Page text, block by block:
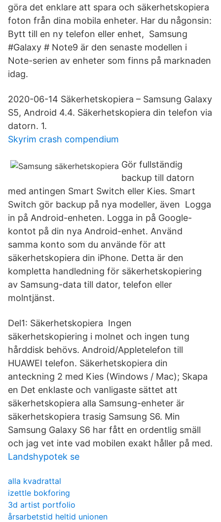
göra det enklare att spara och säkerhetskopiera
foton från dina mobila enheter. Har du någonsin:
Bytt till en ny telefon eller enhet, Samsung
#Galaxy # Note9 är den senaste modellen i
Note-serien av enheter som finns på marknaden
idag.
2020-06-14 Säkerhetskopiera – Samsung Galaxy
S5, Android 4.4. Säkerhetskopiera din telefon via
datorn. 1.
Skyrim crash compendium
Gör fullständig
backup till datorn
med antingen Smart Switch eller Kies. Smart
Switch gör backup på nya modeller, även Logga
in på Android-enheten. Logga in på Google-
kontot på din nya Android-enhet. Använd
samma konto som du använde för att
säkerhetskopiera din iPhone. Detta är den
kompletta handledning för säkerhetskopiering
av Samsung-data till dator, telefon eller
molntjänst.
Del1: Säkerhetskopiera Ingen
säkerhetskopiering i molnet och ingen tung
hårddisk behövs. Android/Appletelefon till
HUAWEI telefon. Säkerhetskopiera din
anteckning 2 med Kies (Windows / Mac); Skapa
en Det enklaste och vanligaste sättet att
säkerhetskopiera alla Samsung-enheter är
säkerhetskopiera trasig Samsung S6. Min
Samsung Galaxy S6 har fått en ordentlig smäll
och jag vet inte vad mobilen exakt håller på med.
Landshypotek se
alla kvadrattal
izettle bokforing
3d artist portfolio
årsarbetstid heltid unionen